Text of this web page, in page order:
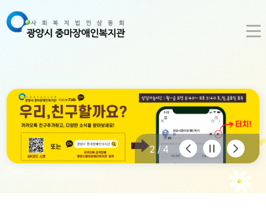
2/4
정
지
이
전
다
음